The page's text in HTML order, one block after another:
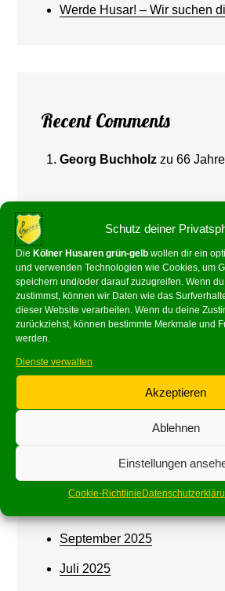
Schutz deiner
Die Kölner Husaren grün-gelb wollen dir ein
und verwenden Technologien wie Cookies, um
speichern und/oder darauf zuzugreifen. Wenn
zustimmst, können wir Daten wie das
dieser Website verarbeiten. Wenn du deine
zurückziehst, können bestimmte Merkmale und
werden.
Dienste verwalten
Akzeptieren
Ablehnen
Einstellungen
Cookie-Richtlinie
Werde Husar! – Wir suchen
Recent Comments
Georg Buchholz zu66
Archives
Juni 2026
Januar 2026
September 2025
Juli 2025